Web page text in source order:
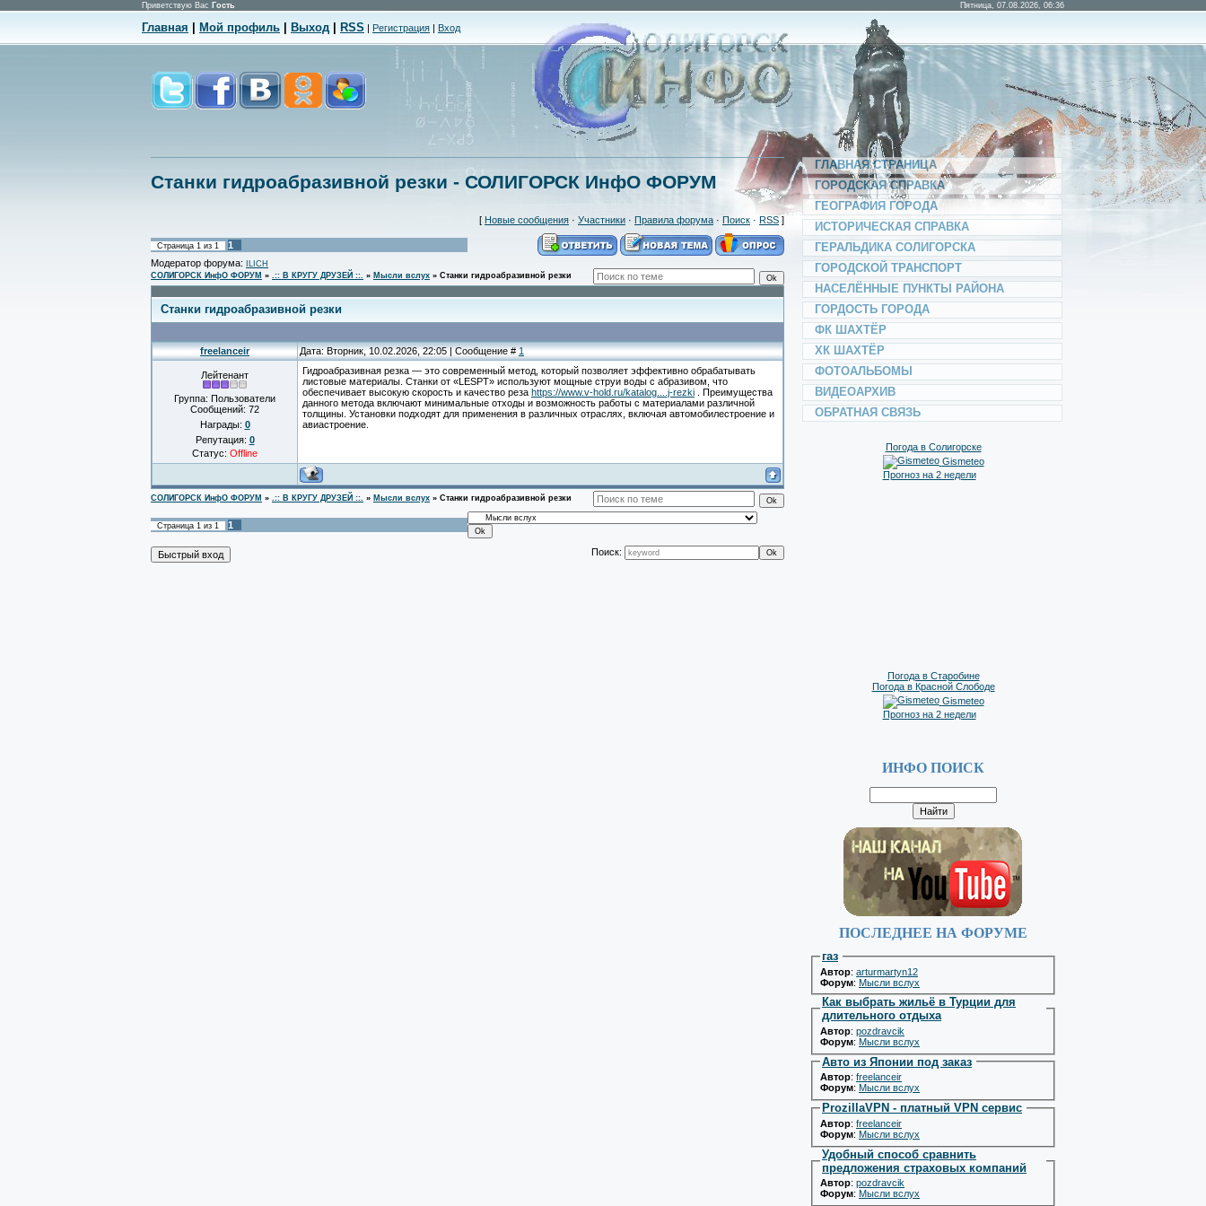
Приветствую Вас Гость Пятница, 07.08.2026, 06:36
Главная Мой профиль Выход RSS | Регистрация | Вход
Станки гидроабразивной резки - СОЛИГОРСК ИнфО ФОРУМ
[ Новые сообщения · Участники · Правила форума · Поиск · RSS ]
Страница 1 из 1
1
Модератор форума:
ILICH
СОЛИГОРСК ИнфО ФОРУМ » .:: В КРУГУ ДРУЗЕЙ ::. » Мысли вслух » Станки гидроабразивной резки
Станки гидроабразивной резки
freelanceir Дата: Вторник, 10.02.2026, 22:05 | Сообщение #1
Лейтенант
Группа: Пользователи
Сообщений: 72
Награды: 0
Репутация: 0
Статус: Offline
Гидроабразивная резка — это современный метод, который позволяет эффективно обрабатывать
листовые материалы. Станки от «LESPT» используют мощные струи воды с абразивом, что
обеспечивает высокую скорость и качество реза https://www.v-hold.ru/katalog....j-rezki . Преимущества
данного метода включают минимальные отходы и возможность работы с материалами различной
толщины. Установки подходят для применения в различных отраслях, включая автомобилестроение и
авиастроение.
СОЛИГОРСК ИнфО ФОРУМ » .:: В КРУГУ ДРУЗЕЙ ::. » Мысли вслух » Станки гидроабразивной резки
Страница 1 из 1 1
Поиск:
ГЛАВНАЯ СТРАНИЦА
ГОРОДСКАЯ СПРАВКА
ГЕОГРАФИЯ ГОРОДА
ИСТОРИЧЕСКАЯ СПРАВКА
ГЕРАЛЬДИКА СОЛИГОРСКА
ГОРОДСКОЙ ТРАНСПОРТ
НАСЕЛЁННЫЕ ПУНКТЫ РАЙОНА
ГОРДОСТЬ ГОРОДА
ФК ШАХТЁР
ХК ШАХТЁР
ФОТОАЛЬБОМЫ
ВИДЕОАРХИВ
ОБРАТНАЯ СВЯЗЬ
Погода в Солигорске
Gismeteo
Прогноз на 2 недели
Погода в Старобине
Погода в Красной Слободе
Gismeteo
Прогноз на 2 недели
ИНФО ПОИСК
ПОСЛЕДНЕЕ НА ФОРУМЕ
газ
Автор: arturmartyn12
Форум: Мысли вслух
Как выбрать жильё в Турции для
длительного отдыха
Автор: pozdravcik
Форум: Мысли вслух
Авто из Японии под заказ
Автор: freelanceir
Форум: Мысли вслух
ProzillaVPN - платный VPN сервис
Автор: freelanceir
Форум: Мысли вслух
Удобный способ сравнить
предложения страховых компаний
Автор: pozdravcik
Форум: Мысли вслух